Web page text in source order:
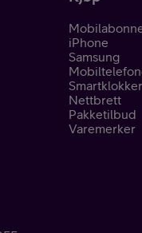
iPhone
Samsung
Smartklokker
Nettbrett
Pakketilbud
Varemerker